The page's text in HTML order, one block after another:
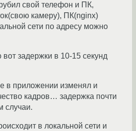
свой телефон и ПК,
камеру), ПК(nginx)
сети по адресу можно
вот задержки в 10-15 секунд
в приложении изменял и
кадров… задержка почти
случаи.
в локальной сети и